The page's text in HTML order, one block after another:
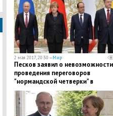
2 мая 2017, 20:30 —Мир
Песков заявил о невозможности
проведения переговоров
"нормандской четверки" в
ближайшее время